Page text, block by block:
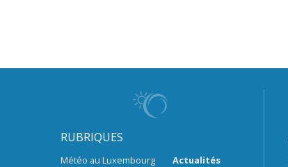
RUBRIQUES
Météo au Luxembourg
Actualités